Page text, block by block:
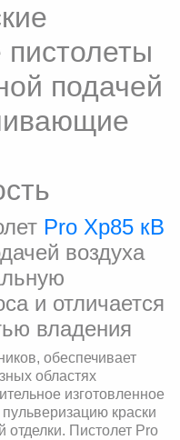
подачей
Pro Xp85 кВ
воздуха
и отличается
владения
обеспечивает
областях
изготовленное
краски
Пистолет Pro